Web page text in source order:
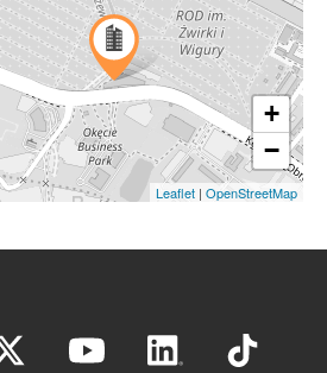
+
−
Leaflet | OpenStreetMap